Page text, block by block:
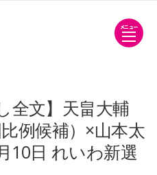
メニュー
全文】天畠大輔
比例候補）×山本太
10日 れいわ新選